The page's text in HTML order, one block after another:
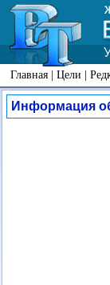
Главная | Цели |
Информация